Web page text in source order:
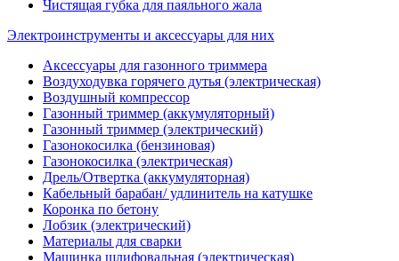
Чистящая губка для паяльного жала
Электроинструменты и аксессуары для них
Аксессуары для газонного триммера
Воздуходувка горячего дутья (электрическая)
Воздушный компрессор
Газонный триммер (аккумуляторный)
Газонный триммер (электрический)
Газонокосилка (бензиновая)
Газонокосилка (электрическая)
Дрель/Отвертка (аккумуляторная)
Кабельный барабан/ удлинитель на катушке
Коронка по бетону
Лобзик (электрический)
Материалы для сварки
Машинка шлифовальная (электрическая)